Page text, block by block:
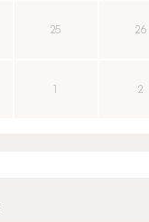
25 26
1 2